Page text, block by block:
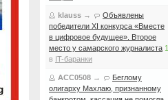
klauss →
Объявлены
победители XI конкурса «Вместе
в цифровое будущее». Второе
место у самарского журналиста 1
в IT-баранки
ACC0508 →
Беглому
олигарху Махлаю, признанному